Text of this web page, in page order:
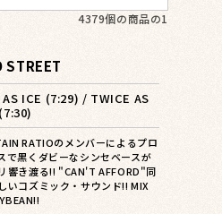
4379個の商品の1
STREET
AS ICE (7:29) / TWICE AS
RATIOのメンバーによるプロ
で黒くダビーなシンセベースが
響き渡る!! "CAN'T AFFORD"同
いコズミック・サウンド!! MIX